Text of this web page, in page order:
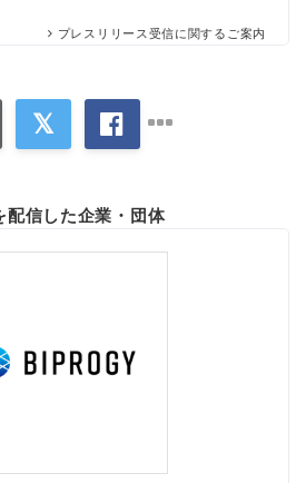
プレスリリース受信に関するご案内
配信した企業・団体